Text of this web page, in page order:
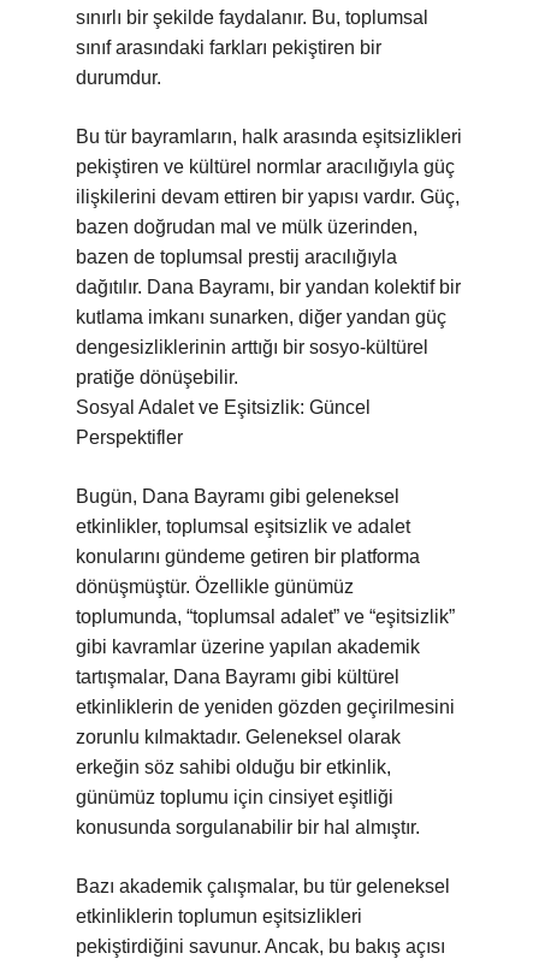
sınırlı bir şekilde faydalanır. Bu, toplumsal
sınıf arasındaki farkları pekiştiren bir
durumdur.
Bu tür bayramların, halk arasında eşitsizlikleri
pekiştiren ve kültürel normlar aracılığıyla güç
ilişkilerini devam ettiren bir yapısı vardır. Güç,
bazen doğrudan mal ve mülk üzerinden,
bazen de toplumsal prestij aracılığıyla
dağıtılır. Dana Bayramı, bir yandan kolektif bir
kutlama imkanı sunarken, diğer yandan güç
dengesizliklerinin arttığı bir sosyo-kültürel
pratiğe dönüşebilir.
Sosyal Adalet ve Eşitsizlik: Güncel
Perspektifler
Bugün, Dana Bayramı gibi geleneksel
etkinlikler, toplumsal eşitsizlik ve adalet
konularını gündeme getiren bir platforma
dönüşmüştür. Özellikle günümüz
toplumunda, “toplumsal adalet” ve “eşitsizlik”
gibi kavramlar üzerine yapılan akademik
tartışmalar, Dana Bayramı gibi kültürel
etkinliklerin de yeniden gözden geçirilmesini
zorunlu kılmaktadır. Geleneksel olarak
erkeğin söz sahibi olduğu bir etkinlik,
günümüz toplumu için cinsiyet eşitliği
konusunda sorgulanabilir bir hal almıştır.
Bazı akademik çalışmalar, bu tür geleneksel
etkinliklerin toplumun eşitsizlikleri
pekiştirdiğini savunur. Ancak, bu bakış açısı